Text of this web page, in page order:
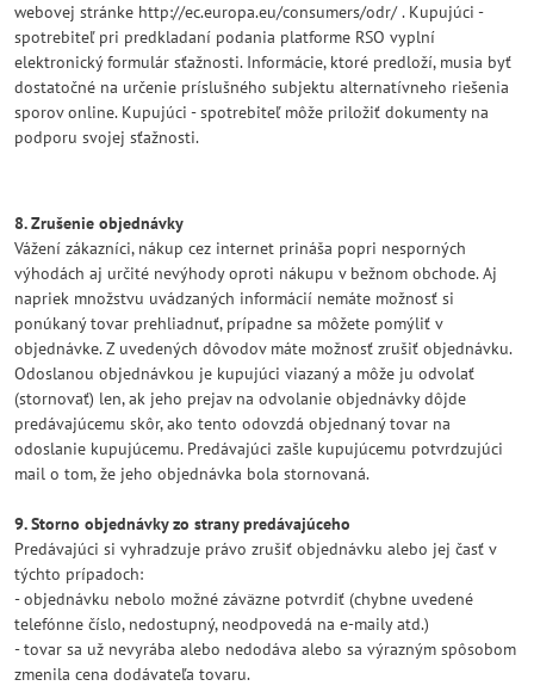
webovej stránke http://ec.europa.eu/consumers/odr/ . Kupujúci -
spotrebiteľ pri predkladaní podania platforme RSO vyplní
elektronický formulár sťažnosti. Informácie, ktoré predloží, musia byť
dostatočné na určenie príslušného subjektu alternatívneho riešenia
sporov online. Kupujúci - spotrebiteľ môže priložiť dokumenty na
podporu svojej sťažnosti.
8. Zrušenie objednávky
Vážení zákazníci, nákup cez internet prináša popri nesporných
výhodách aj určité nevýhody oproti nákupu v bežnom obchode. Aj
napriek množstvu uvádzaných informácií nemáte možnosť si
ponúkaný tovar prehliadnuť, prípadne sa môžete pomýliť v
objednávke. Z uvedených dôvodov máte možnosť zrušiť objednávku.
Odoslanou objednávkou je kupujúci viazaný a môže ju odvolať
(stornovať) len, ak jeho prejav na odvolanie objednávky dôjde
predávajúcemu skôr, ako tento odovzdá objednaný tovar na
odoslanie kupujúcemu. Predávajúci zašle kupujúcemu potvrdzujúci
mail o tom, že jeho objednávka bola stornovaná.
9. Storno objednávky zo strany predávajúceho
Predávajúci si vyhradzuje právo zrušiť objednávku alebo jej časť v
týchto prípadoch:
- objednávku nebolo možné záväzne potvrdiť (chybne uvedené
telefónne číslo, nedostupný, neodpovedá na e-maily atd.)
- tovar sa už nevyrába alebo nedodáva alebo sa výrazným spôsobom
zmenila cena dodávateľa tovaru.